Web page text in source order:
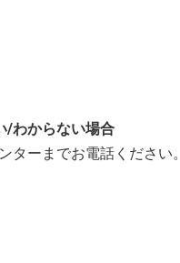
/わからない場合
ターまでお電話ください。